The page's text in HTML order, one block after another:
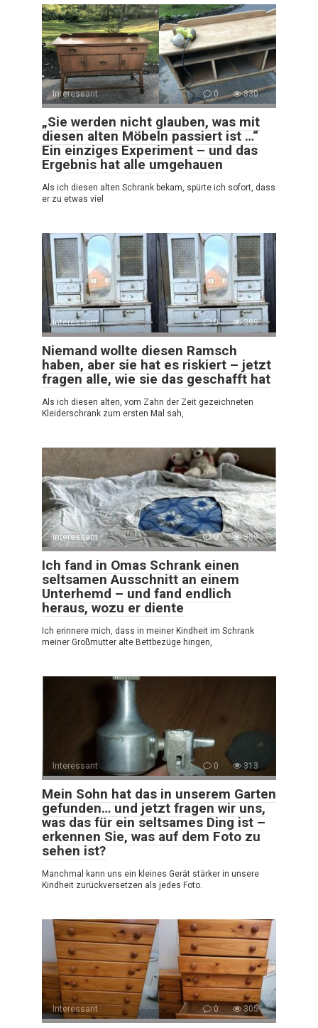
Interessant 0 330
„Sie werden nicht glauben, was mit
diesen alten Möbeln passiert ist …“
Ein einziges Experiment – und das
Ergebnis hat alle umgehauen
Als ich diesen alten Schrank bekam, spürte ich sofort, dass
er zu etwas viel
Interessant 0 399
Niemand wollte diesen Ramsch
haben, aber sie hat es riskiert – jetzt
fragen alle, wie sie das geschafft hat
Als ich diesen alten, vom Zahn der Zeit gezeichneten
Kleiderschrank zum ersten Mal sah,
Interessant 0 359
Ich fand in Omas Schrank einen
seltsamen Ausschnitt an einem
Unterhemd – und fand endlich
heraus, wozu er diente
Ich erinnere mich, dass in meiner Kindheit im Schrank
meiner Großmutter alte Bettbezüge hingen,
Interessant 0 313
Mein Sohn hat das in unserem Garten
gefunden… und jetzt fragen wir uns,
was das für ein seltsames Ding ist –
erkennen Sie, was auf dem Foto zu
sehen ist?
Manchmal kann uns ein kleines Gerät stärker in unsere
Kindheit zurückversetzen als jedes Foto.
Interessant 0 305